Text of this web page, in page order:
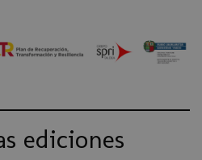
ediciones